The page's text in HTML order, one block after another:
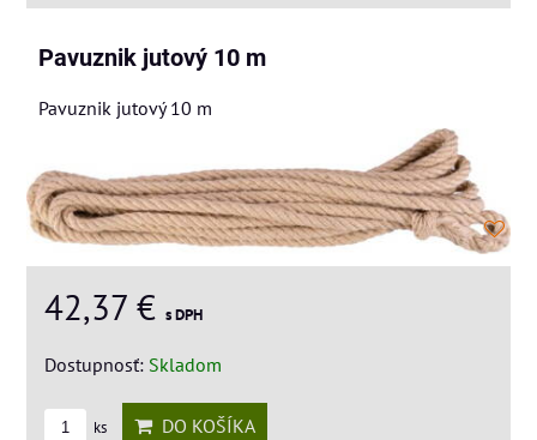
Pavuznik jutový 10 m
Pavuznik jutový 10 m
42,37 € s DPH
Dostupnosť: Skladom
ks DO KOŠÍKA